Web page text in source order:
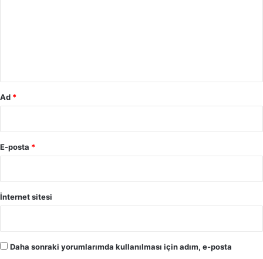
Ad *
E-posta *
İnternet sitesi
Daha sonraki yorumlarımda kullanılması için adım, e-posta